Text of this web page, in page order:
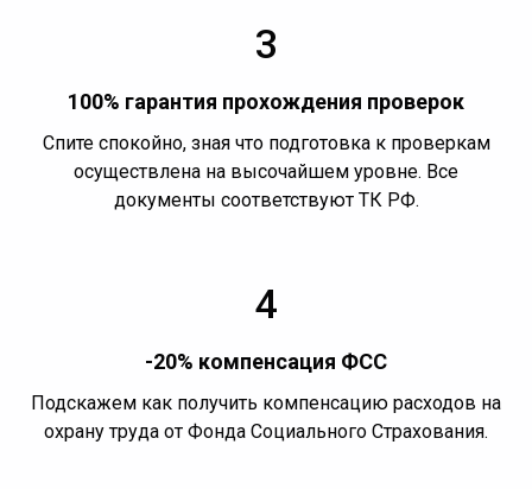
3
100% гарантия прохождения проверок
Спите спокойно, зная что подготовка к проверкам
осуществлена на высочайшем уровне. Все
документы соответствуют ТК РФ.
4
-20% компенсация ФСС
Подскажем как получить компенсацию расходов на
охрану труда от Фонда Социального Страхования.